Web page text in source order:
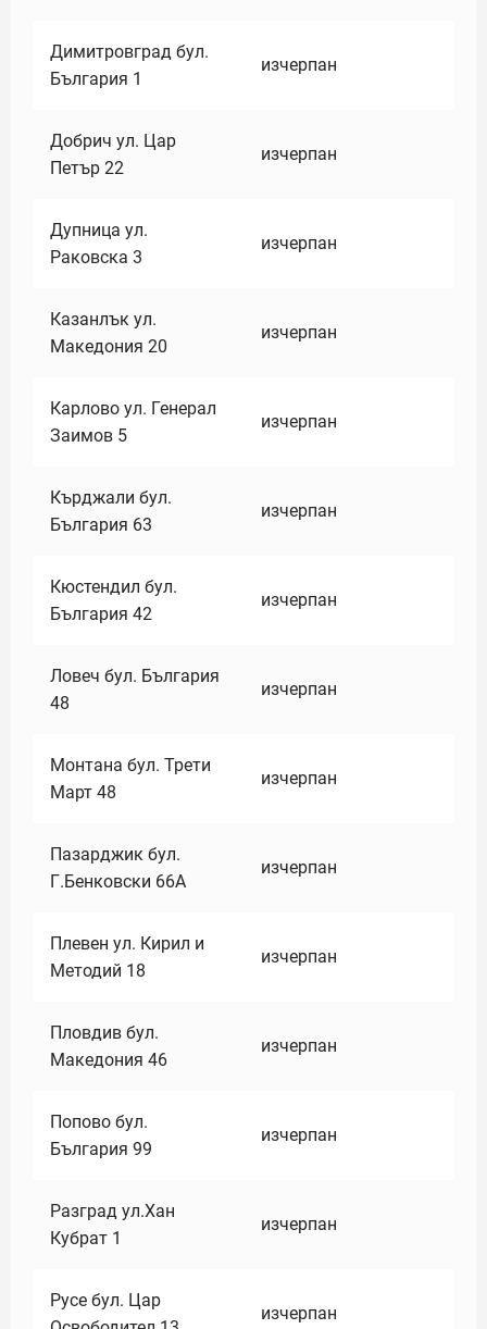
Димитровград бул.
България 1
изчерпан
Добрич ул. Цар
Петър 22
изчерпан
Дупница ул.
Раковска 3
изчерпан
Казанлък ул.
Македония 20
изчерпан
Карлово ул. Генерал
Заимов 5
изчерпан
Кърджали бул.
България 63
изчерпан
Кюстендил бул.
България 42
изчерпан
Ловеч бул. България
48
изчерпан
Монтана бул. Трети
Март 48
изчерпан
Пазарджик бул.
Г.Бенковски 66А
изчерпан
Плевен ул. Кирил и
Методий 18
изчерпан
Пловдив бул.
Македония 46
изчерпан
Попово бул.
България 99
изчерпан
Разград ул.Хан
Кубрат 1
изчерпан
Русе бул. Цар
изчерпан